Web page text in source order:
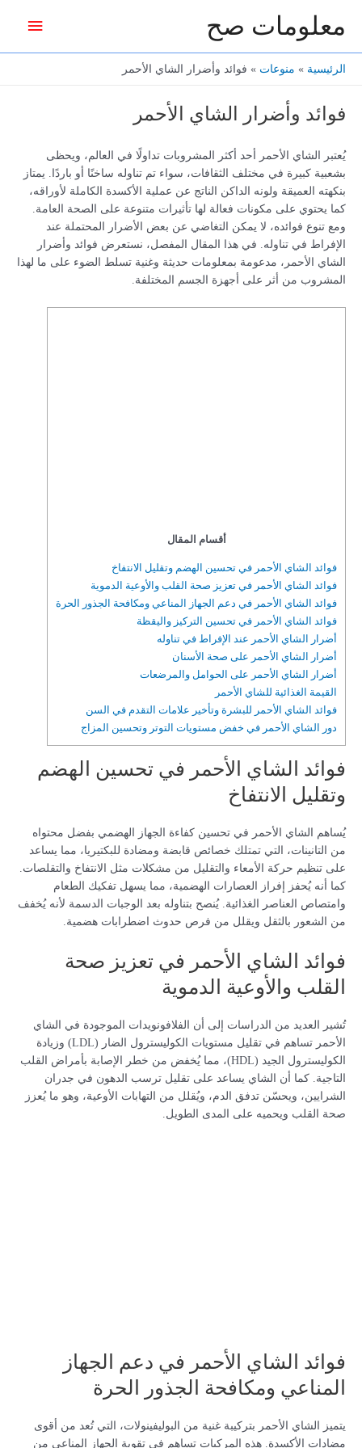
معلومات صح
الرئيسية منوعات فوائد وأضرار الشاي الأحمر
فوائد وأضرار الشاي الأحمر
يُعتبر الشاي الأحمر أحد أكثر المشروبات تداولًا في العالم، ويحظى
بشعبية كبيرة في مختلف الثقافات، سواء تم تناوله ساخنًا أو باردًا. يمتاز
بنكهته العميقة ولونه الداكن الناتج عن عملية الأكسدة الكاملة لأوراقه،
كما يحتوي على مكونات فعالة لها تأثيرات متنوعة على الصحة العامة.
ومع تنوع فوائده، لا يمكن التغاضي عن بعض الأضرار المحتملة عند
الإفراط في تناوله. في هذا المقال المفصل، نستعرض فوائد وأضرار
الشاي الأحمر، مدعومة بمعلومات حديثة وغنية تسلط الضوء على ما لهذا
المشروب من أثر على أجهزة الجسم المختلفة.
أقسام المقال
فوائد الشاي الأحمر في تحسين الهضم وتقليل الانتفاخ
فوائد الشاي الأحمر في تعزيز صحة القلب والأوعية الدموية
فوائد الشاي الأحمر في دعم الجهاز المناعي ومكافحة الجذور الحرة
فوائد الشاي الأحمر في تحسين التركيز واليقظة
أضرار الشاي الأحمر عند الإفراط في تناوله
أضرار الشاي الأحمر على صحة الأسنان
أضرار الشاي الأحمر على الحوامل والمرضعات
القيمة الغذائية للشاي الأحمر
فوائد الشاي الأحمر للبشرة وتأخير علامات التقدم في السن
دور الشاي الأحمر في خفض مستويات التوتر وتحسين المزاج
فوائد الشاي الأحمر في تحسين الهضم
وتقليل الانتفاخ
يُساهم الشاي الأحمر في تحسين كفاءة الجهاز الهضمي بفضل محتواه
من التانينات، التي تمتلك خصائص قابضة ومضادة للبكتيريا، مما يساعد
على تنظيم حركة الأمعاء والتقليل من مشكلات مثل الانتفاخ والتقلصات.
كما أنه يُحفز إفراز العصارات الهضمية، مما يسهل تفكيك الطعام
وامتصاص العناصر الغذائية. يُنصح بتناوله بعد الوجبات الدسمة لأنه يُخفف
من الشعور بالثقل ويقلل من فرص حدوث اضطرابات هضمية.
فوائد الشاي الأحمر في تعزيز صحة
القلب والأوعية الدموية
تُشير العديد من الدراسات إلى أن الفلافونويدات الموجودة في الشاي
الأحمر تساهم في تقليل مستويات الكوليسترول الضار (LDL) وزيادة
الكوليسترول الجيد (HDL)، مما يُخفض من خطر الإصابة بأمراض القلب
التاجية. كما أن الشاي يساعد على تقليل ترسب الدهون في جدران
الشرايين، ويحسّن تدفق الدم، ويُقلل من التهابات الأوعية، وهو ما يُعزز
صحة القلب ويحميه على المدى الطويل.
فوائد الشاي الأحمر في دعم الجهاز
المناعي ومكافحة الجذور الحرة
يتميز الشاي الأحمر بتركيبة غنية من البوليفينولات، التي تُعد من أقوى
مضادات الأكسدة. هذه المركبات تساهم في تقوية الجهاز المناعي من